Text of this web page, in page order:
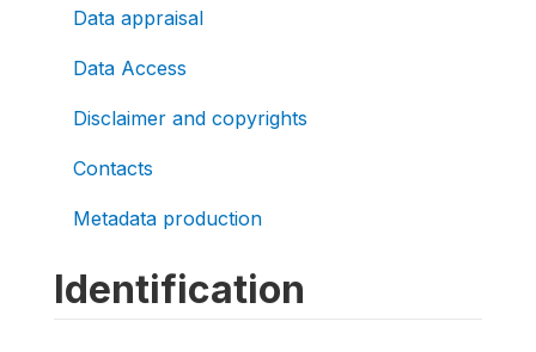
Data appraisal
Data Access
Disclaimer and copyrights
Contacts
Metadata production
Identification